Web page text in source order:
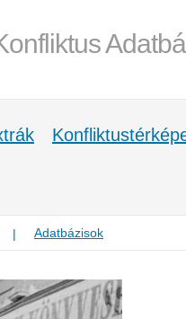
| Adatbázisok